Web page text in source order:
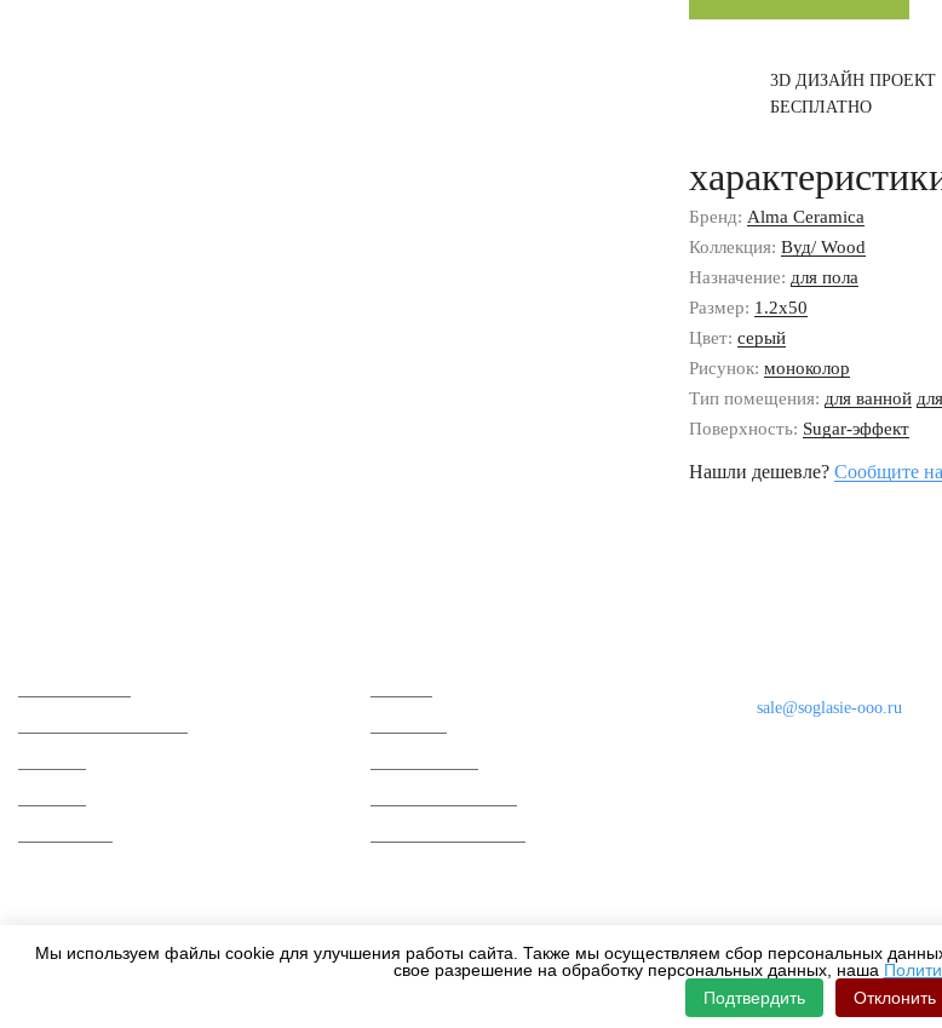
3D ДИЗАЙН ПРОЕКТ
БЕСПЛАТНО
Бренд: Alma Ceramica
Коллекция: Вуд/ Wood
Назначение: для пола
Размер: 1.2x50
Цвет: серый
Рисунок: моноколор
Тип помещения: для ванной
Поверхность: Sugar-эффект
Нашли дешевле? Сообщите
Мы используем файлы cookie для улучшения работы сайта. Также мы осуществляем сбор персональных
свое разрешение на обработку персональных данных, наша
Подтвердить
Отклонить
sale@soglasie-ooo.ru